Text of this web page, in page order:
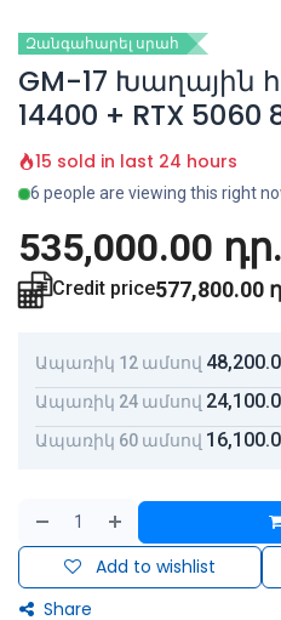
Զանգահարել սրահ
GM-17 Խաղային
14400 + RTX 5060
15 sold in last 24 hours
6 people are viewing this right
535,000.00 դր.
Credit price577,800.00
Ապառիկ 12 ամսով
Ապառիկ 24 ամսով
Ապառիկ 60 ամսով
Add to wishlist
Share